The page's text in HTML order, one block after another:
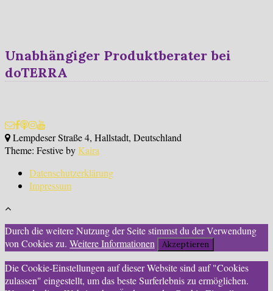
Unabhängiger Produktberater bei
doTERRA
Lempdeser Straße 4, Hallstadt, Deutschland
Theme: Festive byKaira
Datenschutzerklärung
Impressum
Durch die weitere Nutzung der Seite stimmst du der Verwendung
von Cookies zu. Weitere Informationen Akzeptieren
Die Cookie-Einstellungen auf dieser Website sind auf "Cookies
zulassen" eingestellt, um das beste Surferlebnis zu ermöglichen.